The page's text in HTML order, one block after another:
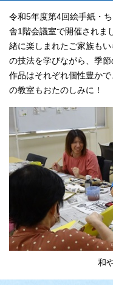
令和5年度第4回絵手紙・
舎1階会議室で開催されま
緒に楽しまれたご家族も
の技法を学びながら、季
作品はそれぞれ個性豊か
の教室もおたのしみに！
和